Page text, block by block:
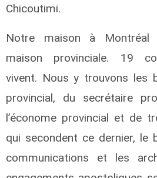
Chicoutimi.
Notre maison à
maison provinciale. 19
vivent. Nous y trouvons les
provincial, du secrétaire
l’économe provincial et de
qui secondent ce dernier, le
communications et les